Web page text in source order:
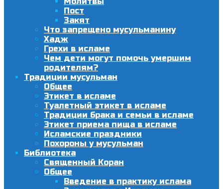
Пост
Закят
Что запрещено мусульманину
Хадж
Грехи в исламе
Чем дети могут помочь умершим
родителям?
Традиции мусульман
Общее
Этикет в исламе
Туалетный этикет в исламе
Традиции брака и семьи в исламе
Этикет приема пища в исламе
Исламские праздники
Похороны у мусульман
Библиотека
Священный Коран
Общее
Введение в практику ислама